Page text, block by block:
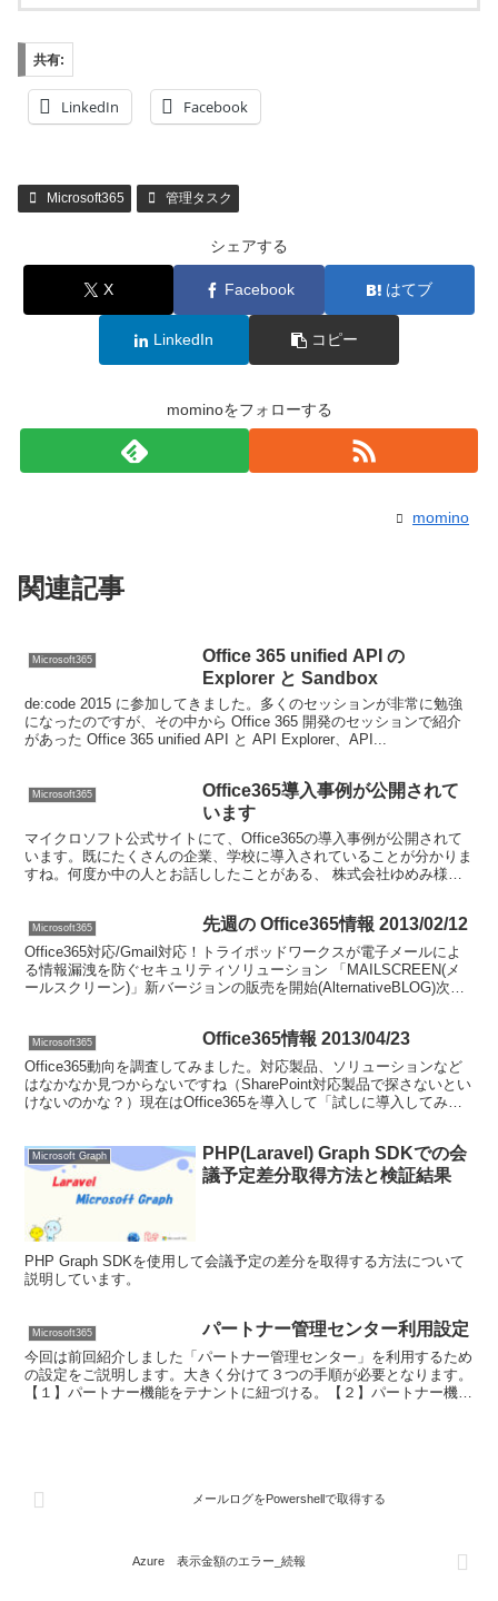
共有:
LinkedIn Facebook
Microsoft365 管理タスク
シェアする
X Facebook はてブ
LinkedIn コピー
mominoをフォローする
momino
関連記事
Microsoft365
Office 365 unified API の
Explorer と Sandbox
de:code 2015 に参加してきました。多くのセッションが非常に勉強
になったのですが、その中から Office 365 開発のセッションで紹介
があった Office 365 unified API と API Explorer、API...
Microsoft365
Office365導入事例が公開されて
います
マイクロソフト公式サイトにて、Office365の導入事例が公開されて
います。既にたくさんの企業、学校に導入されていることが分かりま
すね。何度か中の人とお話ししたことがある、 株式会社ゆめみ様、
Microsoft365 先週の Office365情報 2013/02/12
Office365対応/Gmail対応！トライポッドワークスが電子メールによ
る情報漏洩を防ぐセキュリティソリューション 「MAILSCREEN(メ
ールスクリーン)」新バージョンの販売を開始(AlternativeBLOG)次期
Microsoft365 Office365情報 2013/04/23
Office365動向を調査してみました。対応製品、ソリューションなど
はなかなか見つからないですね（SharePoint対応製品で探さないとい
けないのかな？）現在はOffice365を導入して「試しに導入してみ
Microsoft Graph
PHP(Laravel) Graph SDKでの会
議予定差分取得方法と検証結果
PHP Graph SDKを使用して会議予定の差分を取得する方法について
説明しています。
Microsoft365 パートナー管理センター利用設定
今回は前回紹介しました「パートナー管理センター」を利用するため
の設定をご説明します。大きく分けて３つの手順が必要となります。
【１】パートナー機能をテナントに紐づける。【２】パートナー機能
メールログをPowershellで取得する
Azure 表示金額のエラー_続報